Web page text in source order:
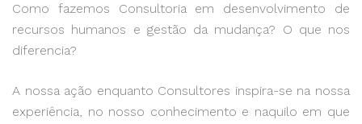
Como fazemos Consultoria em desenvolvimento de
recursos humanos e gestão da mudança? O que nos
diferencia?
A nossa ação enquanto Consultores inspira-se na nossa
experiência, no nosso conhecimento e naquilo em que